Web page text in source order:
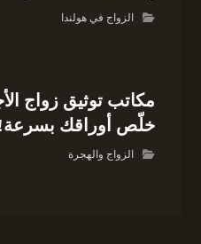
الزواج في هولندا
مكاتب توثيق زواج
خلّص أوراقك
الزواج والهجرة